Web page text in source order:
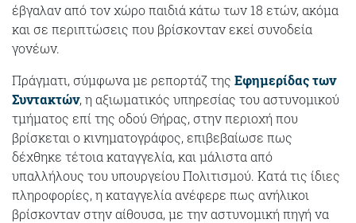
έβγαλαν από τον χώρο παιδιά κάτω των 18 ετών, ακόμα
και σε περιπτώσεις που βρίσκονταν εκεί συνοδεία
γονέων.
Πράγματι, σύμφωνα με ρεπορτάζ της Εφημερίδας των
Συντακτών, η αξιωματικός υπηρεσίας του αστυνομικού
τμήματος επί της οδού Θήρας, στην περιοχή που
βρίσκεται ο κινηματογράφος, επιβεβαίωσε πως
δέχθηκε τέτοια καταγγελία, και μάλιστα από
υπαλλήλους του υπουργείου Πολιτισμού. Κατά τις ίδιες
πληροφορίες, η καταγγελία ανέφερε πως ανήλικοι
βρίσκονταν στην αίθουσα, με την αστυνομική πηγή να